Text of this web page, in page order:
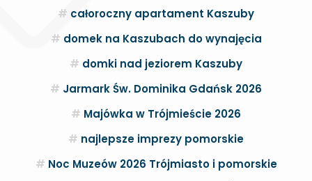
całoroczny apartament Kaszuby
domek na Kaszubach do wynajęcia
domki nad jeziorem Kaszuby
Jarmark Św. Dominika Gdańsk 2026
Majówka w Trójmieście 2026
najlepsze imprezy pomorskie
Noc Muzeów 2026 Trójmiasto i pomorskie